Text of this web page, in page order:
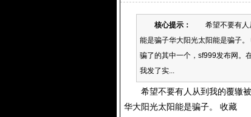
核心提示：
希望不要有人从
能是骗子华大阳光太阳能是骗子
骗了的其中一个，sf999发布网。
我发了实...
希望不要有人从到我的覆辙被
华大阳光太阳能是骗子。 收藏